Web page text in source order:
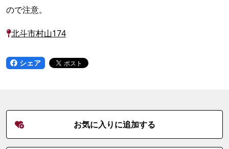
ので注意。
北斗市村山174
シェア
お気に入りに追加する